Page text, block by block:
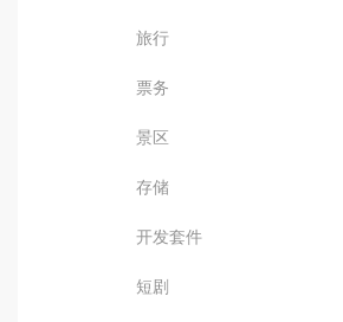
旅行
票务
景区
存储
开发套件
短剧